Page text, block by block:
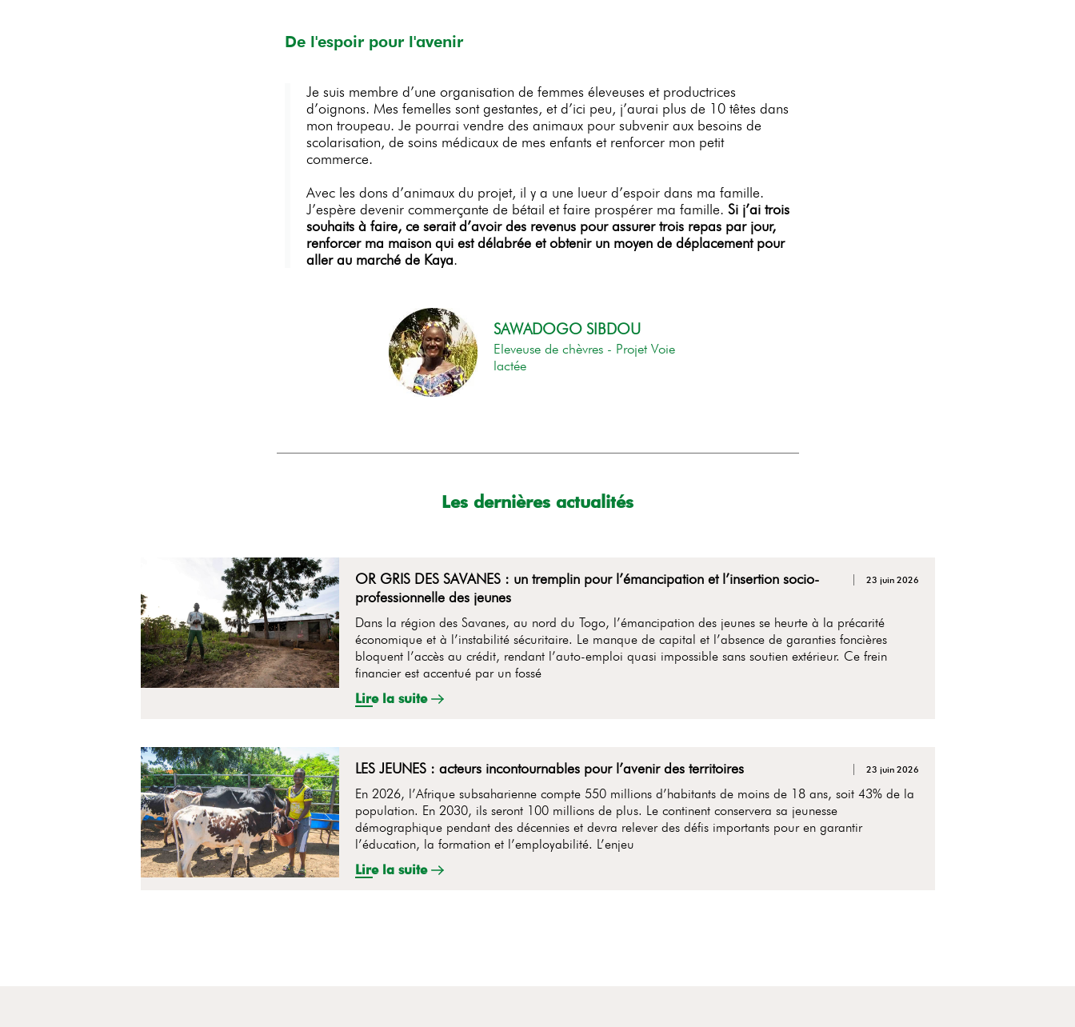
De l'espoir pour l'avenir
Je suis membre d’une organisation de femmes éleveuses et productrices
d’oignons. Mes femelles sont gestantes, et d’ici peu, j’aurai plus de 10 têtes dans
mon troupeau. Je pourrai vendre des animaux pour subvenir aux besoins de
scolarisation, de soins médicaux de mes enfants et renforcer mon petit
commerce.
Avec les dons d’animaux du projet, il y a une lueur d’espoir dans ma famille.
J’espère devenir commerçante de bétail et faire prospérer ma famille. Si j’ai trois
souhaits à faire, ce serait d’avoir des revenus pour assurer trois repas par jour,
renforcer ma maison qui est délabrée et obtenir un moyen de déplacement pour
aller au marché de Kaya.
SAWADOGO SIBDOU
Eleveuse de chèvres - Projet Voie
lactée
Les dernières actualités
OR GRIS DES SAVANES : un tremplin pour l’émancipation et l’insertion socio-
professionnelle des jeunes
23 juin 2026
Dans la région des Savanes, au nord du Togo, l’émancipation des jeunes se heurte à la précarité
économique et à l’instabilité sécuritaire. Le manque de capital et l’absence de garanties foncières
bloquent l’accès au crédit, rendant l’auto-emploi quasi impossible sans soutien extérieur. Ce frein
financier est accentué par un fossé
Lire la suite
LES JEUNES : acteurs incontournables pour l’avenir des territoires 23 juin 2026
En 2026, l’Afrique subsaharienne compte 550 millions d’habitants de moins de 18 ans, soit 43% de la
population. En 2030, ils seront 100 millions de plus. Le continent conservera sa jeunesse
démographique pendant des décennies et devra relever des défis importants pour en garantir
l’éducation, la formation et l’employabilité. L’enjeu
Lire la suite